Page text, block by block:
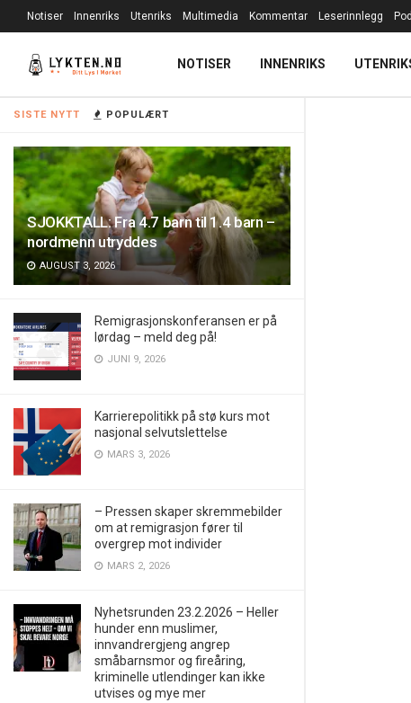
SISTE NYTT POPULÆRT
SJOKKTALL: Fra 4.7 barn til 1.4 barn –
nordmenn utryddes
AUGUST 3, 2026
Remigrasjonskonferansen er på
lørdag – meld deg på!
JUNI 9, 2026
Karrierepolitikk på stø kurs mot
nasjonal selvutslettelse
MARS 3, 2026
– Pressen skaper skremmebilder
om at remigrasjon fører til
overgrep mot individer
MARS 2, 2026
Nyhetsrunden 23.2.2026 – Heller
hunder enn muslimer,
innvandrergjeng angrep
småbarnsmor og fireåring,
kriminelle utlendinger kan ikke
utvises og mye mer
Notiser Innenriks Utenriks Multimedia Kommentar Leserinnlegg
NOTISER INNENRIKS